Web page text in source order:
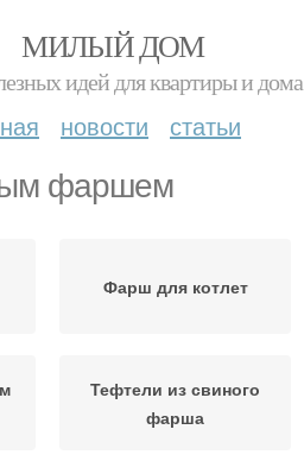
МИЛЫЙ ДОМ
идей для квартиры и дома
новости статьи
фаршем
Фарш для котлет
Тефтели из свиного
фарша